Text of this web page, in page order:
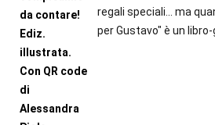
regali speciali... ma
per Gustavo" è un libro-